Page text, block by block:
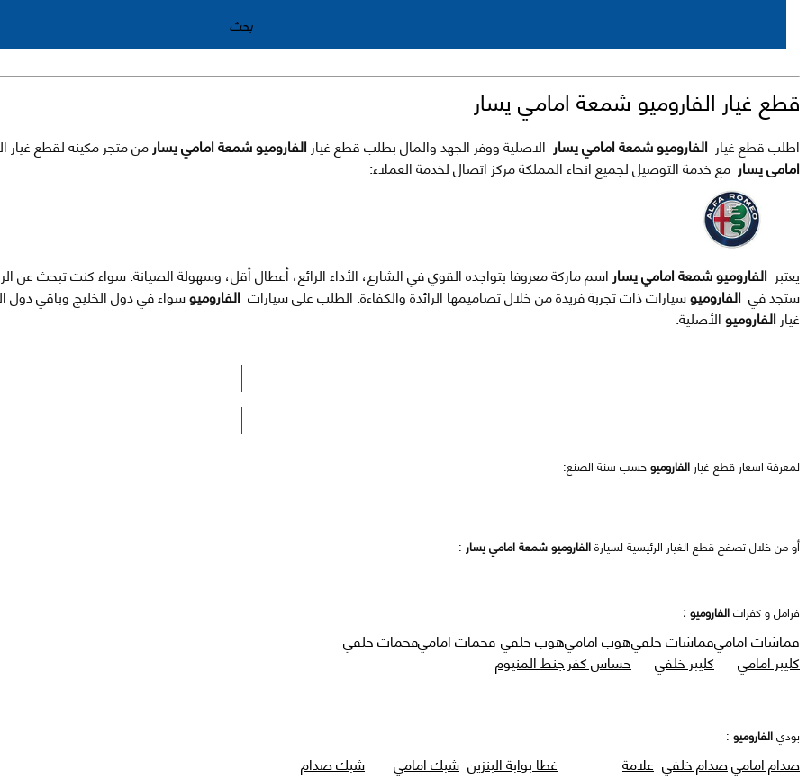
بحث
قطع غيار الفاروميو شمعة امامي يسار
اطلب قطع غيار الاصلية ووفر الجهد والمال بطلب قطع غيار الفاروميو شمعة امامي يسار من متجر مكينه لقطع غيار
امامي يسار مع خدمة التوصيل لجميع انحاء المملكة مركز اتصال لخدمة العملاء:
يعتبر الفاروميو شمعة امامي يسار اسم ماركة معروفا بتواجده القوي في الشارع، الأداء الرائع، أعطال أقل، وسهولة الصيانة. سواء كنت تبحث عن
ستجد في الفاروميوسيارات ذات تجربة فريدة من خلال تصاميمها الرائدة والكفاءة. الطلب على سيارات الفاروميوسواء في دول الخليج وباقي دول
غيار الفاروميوالأصلية.
الرجاء الضغط هنا للوصول لصفحة البحث
لمعرفة اسعار قطع غيار الفاروميوحسب سنة الصنع:
أو من خلال تصفح قطع الغيار الرئيسية لسيارةالفاروميو شمعة امامي يسار :
فرامل و كفراتالفاروميو :
قماشات اماميقماشات خلفيهوب اماميهوب خلفي فحمات اماميفحمات خلفي
كليبر امامي
كليبر خلفي حساس كفرجنط المنيوم
بوديالفاروميو :
صدام اماميصدام خلفي علامة غطا بوابة البنزين شبك امامي
شبك صدام